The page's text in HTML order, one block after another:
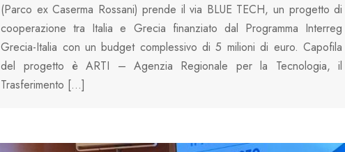
(Parco ex Caserma Rossani) prende il via BLUE TECH, un progetto di
cooperazione tra Italia e Grecia finanziato dal Programma Interreg
Grecia-Italia con un budget complessivo di 5 milioni di euro. Capofila
del progetto è ARTI – Agenzia Regionale per la Tecnologia, il
Trasferimento […]